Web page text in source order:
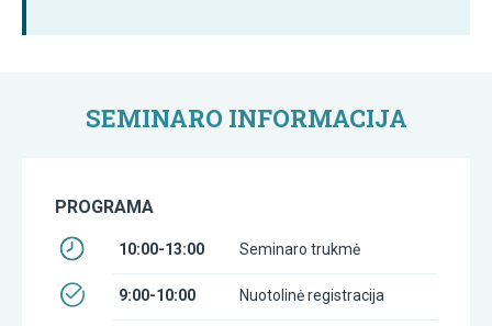
SEMINARO INFORMACIJA
PROGRAMA
10:00-13:00 Seminaro trukmė
9:00-10:00 Nuotolinė registracija